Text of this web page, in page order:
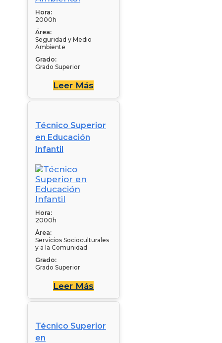
Hora:
2000h
Área:
Seguridad y Medio
Ambiente
Grado:
Grado Superior
Leer Más
Técnico Superior
en Educación
Infantil
Hora:
2000h
Área:
Servicios Socioculturales
y a la Comunidad
Grado:
Grado Superior
Leer Más
Técnico Superior
en